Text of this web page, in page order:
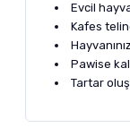
Evcil
Kafes
Pawise
Tartar